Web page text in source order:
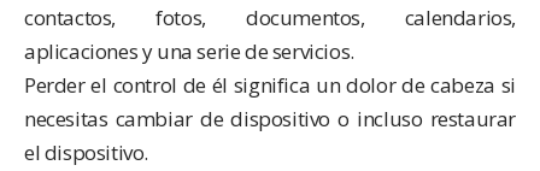
contactos, fotos, documentos, calendarios,
aplicaciones y una serie de servicios.
Perder el control de él significa un dolor de cabeza si
necesitas cambiar de dispositivo o incluso restaurar
el dispositivo.